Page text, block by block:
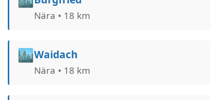
Nära • 18 km
🏙️Waidach
Nära • 18 km